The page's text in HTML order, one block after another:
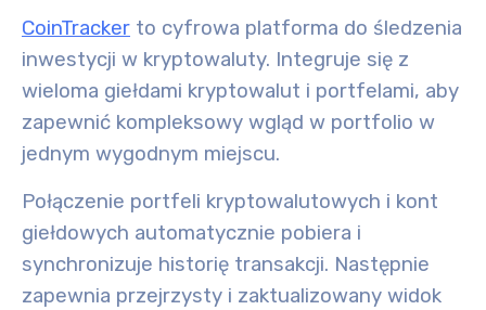
CoinTracker to cyfrowa platforma do śledzenia
inwestycji w kryptowaluty. Integruje się z
wieloma giełdami kryptowalut i portfelami, aby
zapewnić kompleksowy wgląd w portfolio w
jednym wygodnym miejscu.
Połączenie portfeli kryptowalutowych i kont
giełdowych automatycznie pobiera i
synchronizuje historię transakcji. Następnie
zapewnia przejrzysty i zaktualizowany widok